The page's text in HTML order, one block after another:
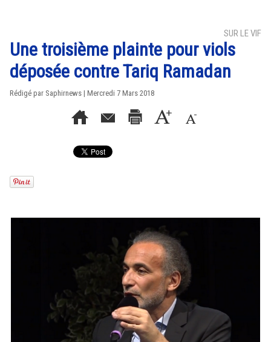
SUR LE VIF
Une troisième plainte pour viols
déposée contre Tariq Ramadan
Rédigé par Saphirnews | Mercredi 7 Mars 2018